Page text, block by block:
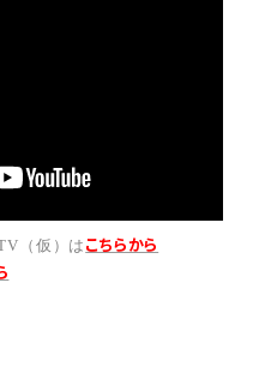
（仮）は こちらから